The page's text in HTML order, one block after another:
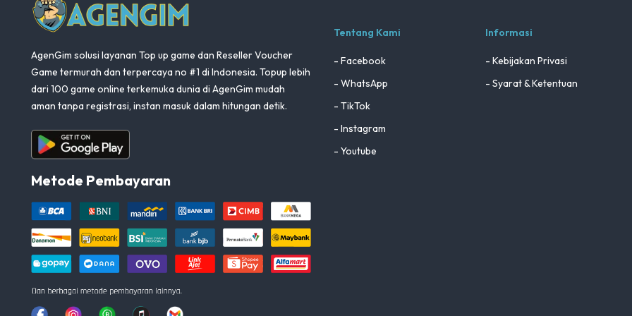
AgenGim solusi layanan Top up game dan Reseller Voucher
Game termurah dan terpercaya no #1 di Indonesia. Topup lebih
dari 100 game online terkemuka dunia di AgenGim mudah
aman tanpa registrasi, instan masuk dalam hitungan detik.
Aplikasi Android
Metode Pembayaran
FacebookInstagramWhatsapp
Tiktok youtube
Tentang Kami
- Facebook
- WhatsApp
- TikTok
- Instagram
- Youtube
Informasi
- Kebijakan Privasi
- Syarat & Ketentuan